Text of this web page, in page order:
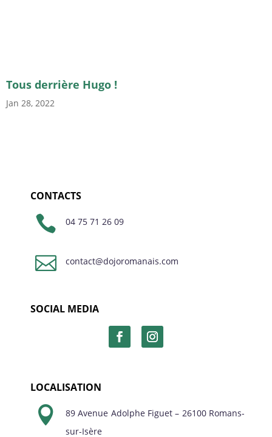
Tous derrière Hugo !
Jan 28, 2022
CONTACTS
 04 75 71 26 09
 contact@dojoromanais.com
SOCIAL MEDIA
LOCALISATION

89 Avenue Adolphe Figuet – 26100 Romans-
sur-Isère